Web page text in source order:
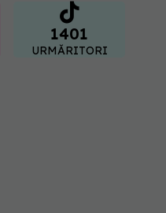
1401
URMĂRITORI